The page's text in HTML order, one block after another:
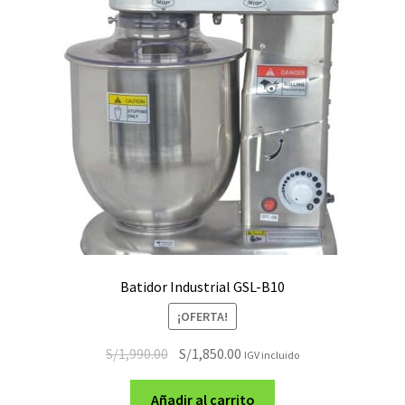
Batidor Industrial GSL-B10
¡OFERTA!
S/1,990.00 El
original
S/1,850.00 El
actual
IGV incluido
Añadir al carrito